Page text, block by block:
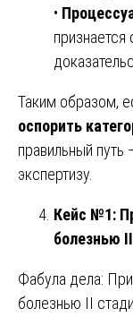
•
Таким образом,
оспорить
правильный
экспертизу.
Кейс №1:
болезнью
Фабула дела:
болезнью II